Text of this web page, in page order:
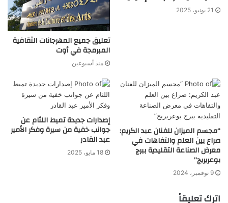
21 يونيو، 2025
تعليق جميع المهرجانات الثقافية
المبرمجة في أوت
منذ أسبوعين
“مجسم الميزان للفنان عبد الكريم:
صراع بين العلم والتفاهات في
معرض الصناعة التقليدية ببرج
بوعريريج”
9 نوفمبر، 2024
إصدارات جديدة تميط اللثام عن
جوانب خفية من سيرة وفكر الأمير
عبد القادر
18 مايو، 2025
اترك تعليقاً